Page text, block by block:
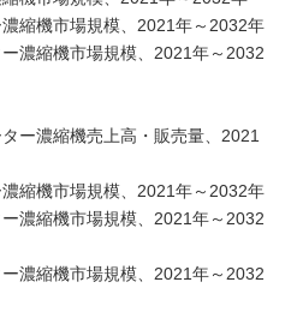
機市場規模、2021年～2032年
縮機市場規模、2021年～2032
濃縮機売上高・販売量、2021
機市場規模、2021年～2032年
縮機市場規模、2021年～2032
縮機市場規模、2021年～2032